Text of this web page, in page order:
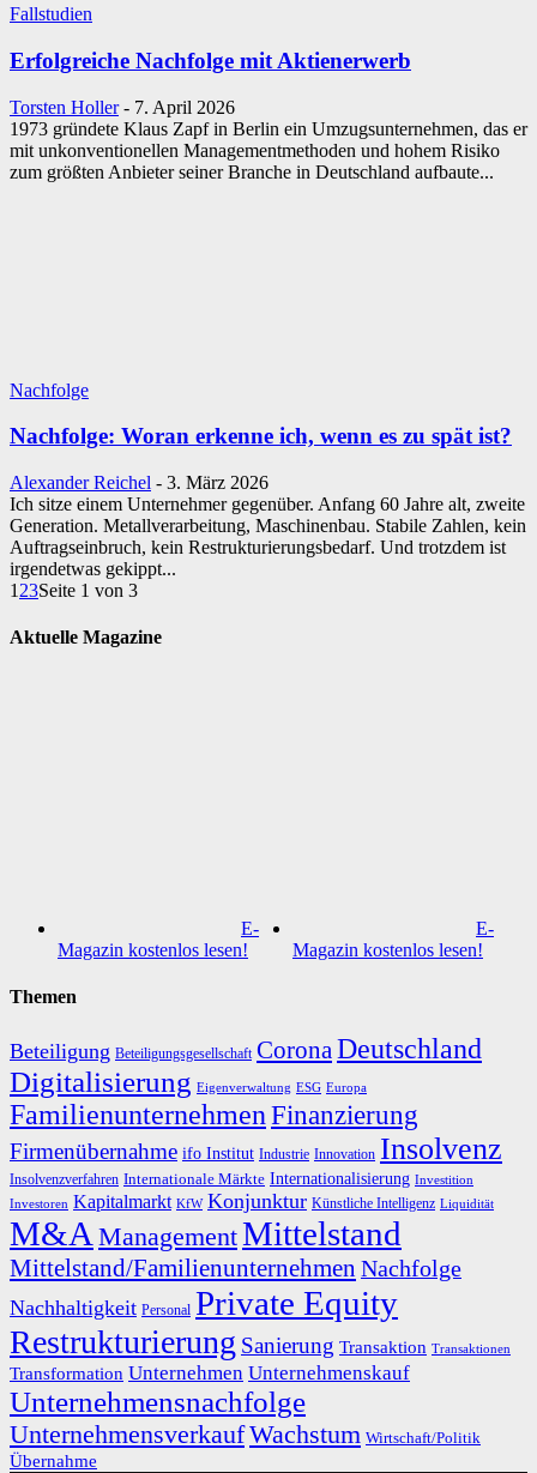
Fallstudien
Erfolgreiche Nachfolge mit Aktienerwerb
Torsten Holler - 7. April 2026
1973 gründete Klaus Zapf in Berlin ein Umzugsunternehmen, das er
mit unkonventionellen Managementmethoden und hohem Risiko
zum größten Anbieter seiner Branche in Deutschland aufbaute...
Nachfolge
Nachfolge: Woran erkenne ich, wenn es zu spät ist?
Alexander Reichel - 3. März 2026
Ich sitze einem Unternehmer gegenüber. Anfang 60 Jahre alt, zweite
Generation. Metallverarbeitung, Maschinenbau. Stabile Zahlen, kein
Auftragseinbruch, kein Restrukturierungsbedarf. Und trotzdem ist
irgendetwas gekippt...
1 23Seite 1 von 3
Aktuelle Magazine
E-
Magazin kostenlos lesen!
E-
Magazin kostenlos lesen!
Themen
Beteiligung Beteiligungsgesellschaft CoronaDeutschland
Digitalisierung Eigenverwaltung ESG Europa
Familienunternehmen Finanzierung
Firmenübernahme ifo Institut Industrie Innovation Insolvenz
Insolvenzverfahren Internationale Märkte Internationalisierung Investition
Investoren Kapitalmarkt KfW Konjunktur Künstliche Intelligenz Liquidität
M&A ManagementMittelstand
Mittelstand/Familienunternehmen Nachfolge
Nachhaltigkeit Personal Private Equity
Restrukturierung Sanierung Transaktion Transaktionen
Transformation Unternehmen Unternehmenskauf
Unternehmensnachfolge
UnternehmensverkaufWachstum Wirtschaft/Politik
Übernahme